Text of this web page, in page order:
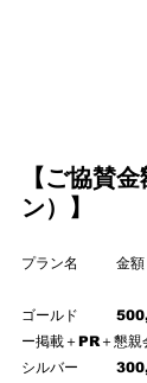
【ご協賛
ン）】
ゴールド	500,000円〜2,000,000円	全バナ
ー掲載＋PR＋懇親
シルバー	300,000円	ピッチバナー・SNS掲